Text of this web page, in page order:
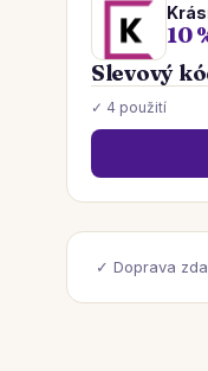
10
Slevový
✓ 4 použití
✓ Doprava